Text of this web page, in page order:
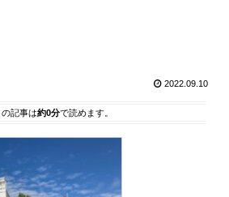
2022.09.10
の記事は約0分で読めます。